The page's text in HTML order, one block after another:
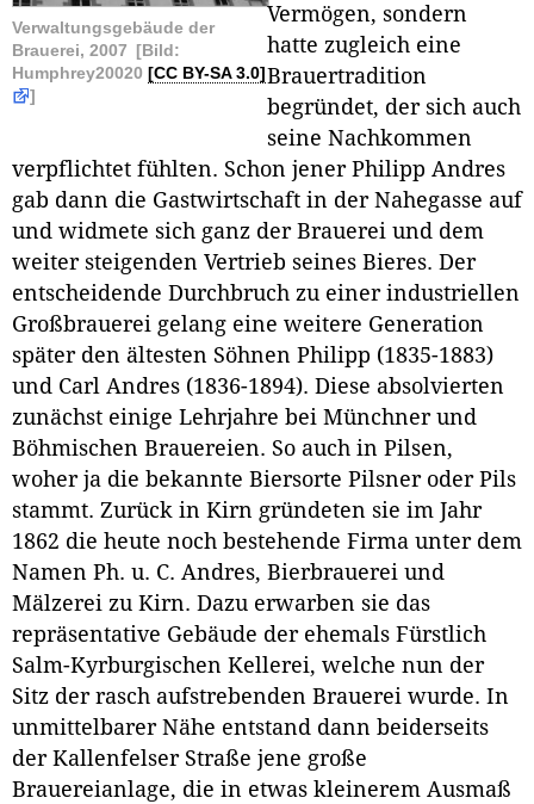
Verwaltungsgebäude der
Brauerei, 2007 [Bild:
Humphrey20020 [CC BY-SA 3.0]
]
Vermögen, sondern
hatte zugleich eine
Brauertradition
begründet, der sich auch
seine Nachkommen
verpflichtet fühlten. Schon jener Philipp Andres
gab dann die Gastwirtschaft in der Nahegasse auf
und widmete sich ganz der Brauerei und dem
weiter steigenden Vertrieb seines Bieres. Der
entscheidende Durchbruch zu einer industriellen
Großbrauerei gelang eine weitere Generation
später den ältesten Söhnen Philipp (1835-1883)
und Carl Andres (1836-1894). Diese absolvierten
zunächst einige Lehrjahre bei Münchner und
Böhmischen Brauereien. So auch in Pilsen,
woher ja die bekannte Biersorte Pilsner oder Pils
stammt. Zurück in Kirn gründeten sie im Jahr
1862 die heute noch bestehende Firma unter dem
Namen Ph. u. C. Andres, Bierbrauerei und
Mälzerei zu Kirn. Dazu erwarben sie das
repräsentative Gebäude der ehemals Fürstlich
Salm-Kyrburgischen Kellerei, welche nun der
Sitz der rasch aufstrebenden Brauerei wurde. In
unmittelbarer Nähe entstand dann beiderseits
der Kallenfelser Straße jene große
Brauereianlage, die in etwas kleinerem Ausmaß